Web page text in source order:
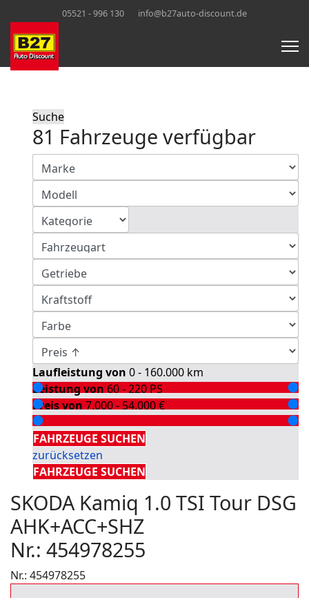
05521 - 996 130 info@b27auto-discount.de
Suche
81 Fahrzeuge verfügbar
Laufleistung von 0 - 160.000 km
Leistung von 60 - 220 PS
Preis von 7.000 - 54.000€
Detailsuche
FAHRZEUGE SUCHEN
zurücksetzen
FAHRZEUGE SUCHEN
SKODA Kamiq 1.0 TSI Tour DSG
AHK+ACC+SHZ
Nr.: 454978255
Nr.: 454978255